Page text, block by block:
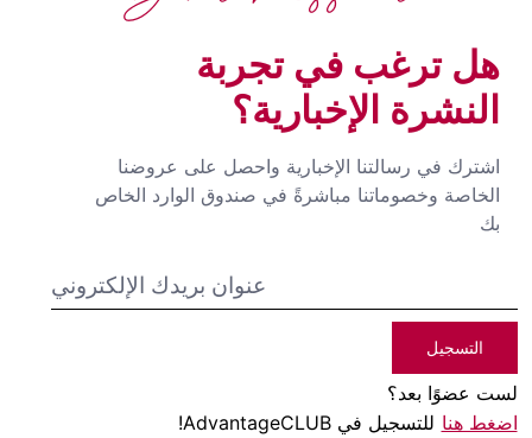
هل ترغب في تجربة
النشرة الإخبارية؟
اشترك في رسالتنا الإخبارية واحصل على عروضنا
الخاصة وخصوماتنا مباشرةً في صندوق الوارد الخاص
بك
التسجيل
لست عضوًا بعد؟
اضغط هنا للتسجيل في AdvantageCLUB!